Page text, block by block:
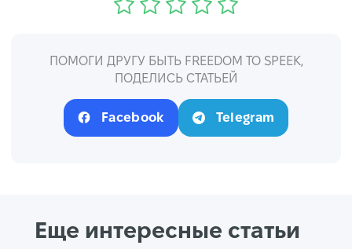
ПОМОГИ ДРУГУ БЫТЬ FREEDOM TO SPEEK,
ПОДЕЛИСЬ СТАТЬЕЙ
Facebook Telegram
Еще интересные статьи